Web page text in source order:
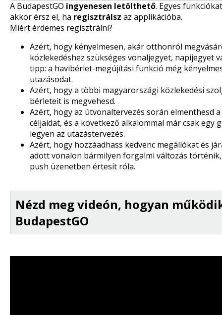
A BudapestGO ingyenesen letölthető. Egyes
akkor érsz el, ha regisztrálsz az applikációba.
Miért érdemes regisztrálni?
Azért, hogy kényelmesen, akár otthonról
közlekedéshez szükséges vonaljegyet, napijegyet
tipp: a havibérlet-megújítási funkció még
utazásodat.
Azért, hogy a többi magyarországi közlekedési
bérleteit is megvehesd.
Azért, hogy az útvonaltervezés során elmenthesd
céljaidat, és a következő alkalommal már csak egy
legyen az utazástervezés.
Azért, hogy hozzáadhass kedvenc megállókat és
adott vonalon bármilyen forgalmi változás történik,
push üzenetben értesít róla.
Nézd meg videón, hogyan
BudapestGO